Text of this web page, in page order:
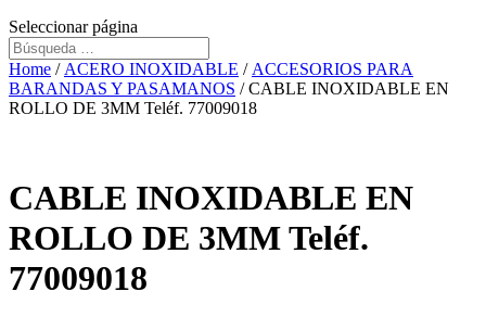
Seleccionar página
Home / ACERO INOXIDABLE / ACCESORIOS PARA
BARANDAS Y PASAMANOS / CABLE INOXIDABLE EN
ROLLO DE 3MM Teléf. 77009018
CABLE INOXIDABLE EN
ROLLO DE 3MM Teléf.
77009018